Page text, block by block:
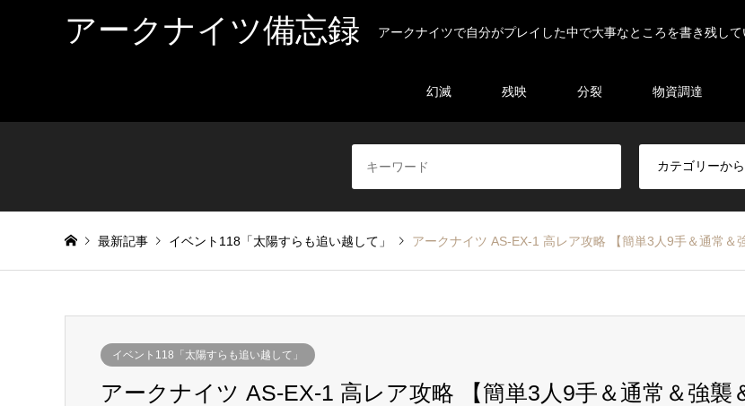
アークナイツ備忘録 アークナイツで自分がプレイした中で大事なところを書き残して
幻滅 残映 分裂 物資調達
最新記事 イベント118「太陽すらも追い越して」 アークナイツ AS-EX-1 高レア攻略 【簡単3人9手＆通常＆
イベント118「太陽すらも追い越して」
アークナイツ AS-EX-1 高レア攻略 【簡単3人9手＆通常＆強襲